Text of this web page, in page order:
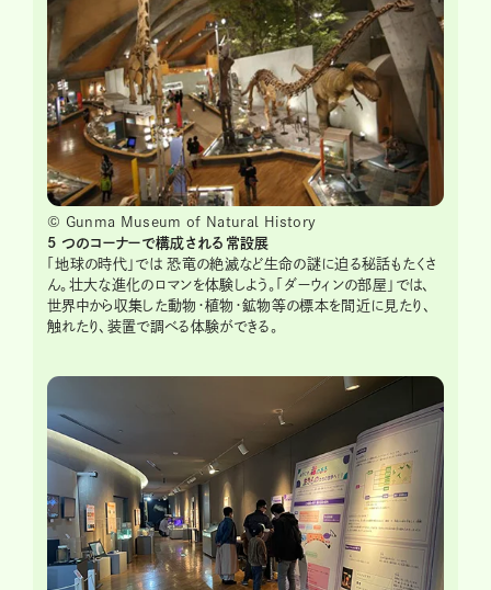
© Gunma Museum of Natural History
5 つのコーナーで構成される常設展
「地球の時代」では 恐竜の絶滅など生命の謎に迫る秘話もたくさ
ん。壮大な進化のロマンを体験しよう。「ダーウィンの部屋」では、
世界中から収集した動物・植物・鉱物等の標本を間近に見たり、
触れたり、装置で調べる体験ができる。